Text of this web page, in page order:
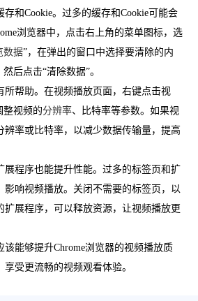
和Cookie。过多的缓存和Cookie可能会
浏览器中，点击右上角的菜单图标，选
数据”，在弹出的窗口中选择要清除的内
后点击“清除数据”。
所帮助。在视频播放页面，右键点击视
整视频的分辨率、比特率等参数。如果视
辨率或比特率，以减少数据传输量，提高
展程序也能提升性能。过多的标签页和扩
影响视频播放。关闭不需要的标签页，以
扩展程序，可以释放资源，让视频播放更
能够提升Chrome浏览器的视频播放质
受更流畅的视频观看体验。